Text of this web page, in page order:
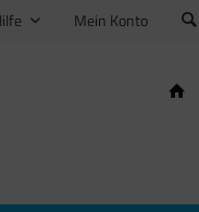
Mein Konto